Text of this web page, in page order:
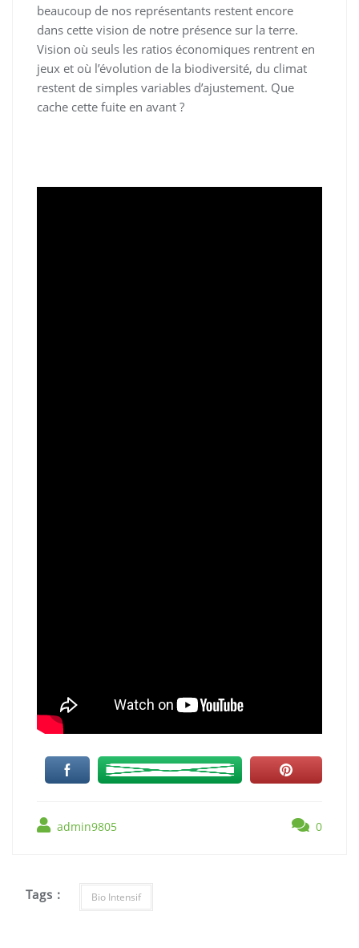
beaucoup de nos représentants restent encore
dans cette vision de notre présence sur la terre.
Vision où seuls les ratios économiques rentrent en
jeux et où l’évolution de la biodiversité, du climat
restent de simples variables d’ajustement. Que
cache cette fuite en avant ?
admin9805 0
Tags : Bio Intensif